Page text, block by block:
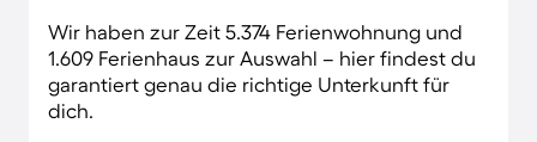
Wir haben zur Zeit 5.374 Ferienwohnung und
1.609 Ferienhaus zur Auswahl – hier findest du
garantiert genau die richtige Unterkunft für
dich.